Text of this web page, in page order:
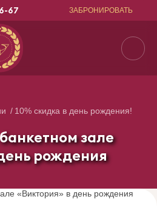
67 ЗАБРОНИРОВАТЬ
10% скидка в день рождения!
зале
рождения